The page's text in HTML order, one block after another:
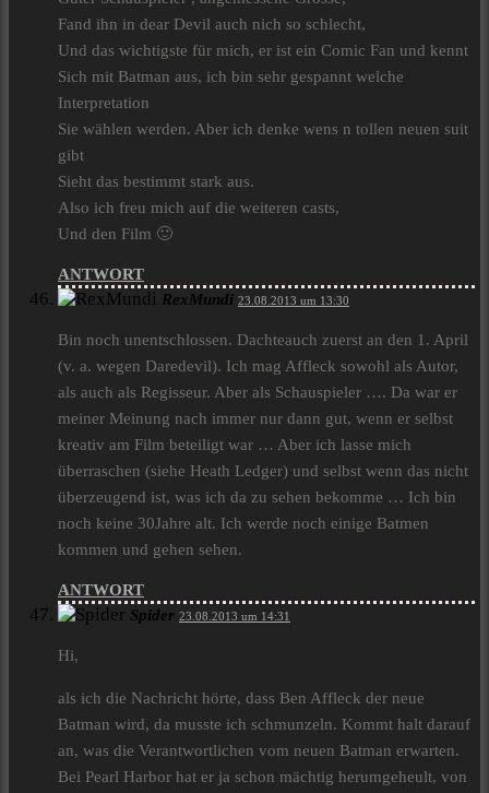
Fand ihn in dear Devil auch nich so schlecht,
Und das wichtigste für mich, er ist ein Comic Fan und kennt
Sich mit Batman aus, ich bin sehr gespannt welche
Interpretation
Sie wählen werden. Aber ich denke wens n tollen neuen suit
gibt
Sieht das bestimmt stark aus.
Also ich freu mich auf die weiteren casts,
Und den Film 🙂
ANTWORT
RexMundi 23.08.2013 um 13:30
Bin noch unentschlossen. Dachteauch zuerst an den 1. April
(v. a. wegen Daredevil). Ich mag Affleck sowohl als Autor,
als auch als Regisseur. Aber als Schauspieler …. Da war er
meiner Meinung nach immer nur dann gut, wenn er selbst
kreativ am Film beteiligt war … Aber ich lasse mich
überraschen (siehe Heath Ledger) und selbst wenn das nicht
überzeugend ist, was ich da zu sehen bekomme … Ich bin
noch keine 30Jahre alt. Ich werde noch einige Batmen
kommen und gehen sehen.
ANTWORT
Spider 23.08.2013 um 14:31
Hi,
als ich die Nachricht hörte, dass Ben Affleck der neue
Batman wird, da musste ich schmunzeln. Kommt halt darauf
an, was die Verantwortlichen vom neuen Batman erwarten.
Bei Pearl Harbor hat er ja schon mächtig herumgeheult, von